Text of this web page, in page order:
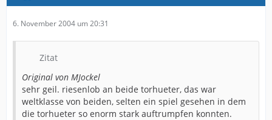
6. November 2004 um 20:31
Zitat
Original von MJockel
sehr geil. riesenlob an beide torhueter, das war
weltklasse von beiden, selten ein spiel gesehen in dem
die torhueter so enorm stark auftrumpfen konnten.